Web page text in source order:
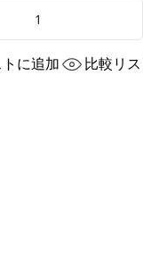
に追加 比較リス